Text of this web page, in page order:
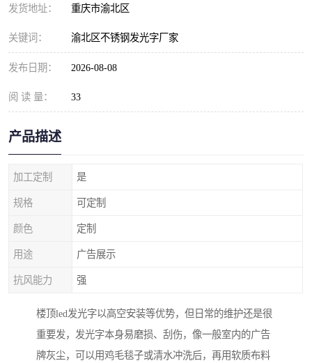
发货地址： 重庆市渝北区
关键词： 渝北区不锈钢发光字厂家
发布日期： 2026-08-08
阅 读 量： 33
产品描述
加工定制 是
规格 可定制
颜色 定制
用途 广告展示
抗风能力 强
楼顶led发光字以高空安装等优势，但日常的维护还是很
重要发，发光字本身易磨损、刮伤，像一般室内的广告
牌灰尘，可以用鸡毛毯子或清水冲洗后，再用软质布料